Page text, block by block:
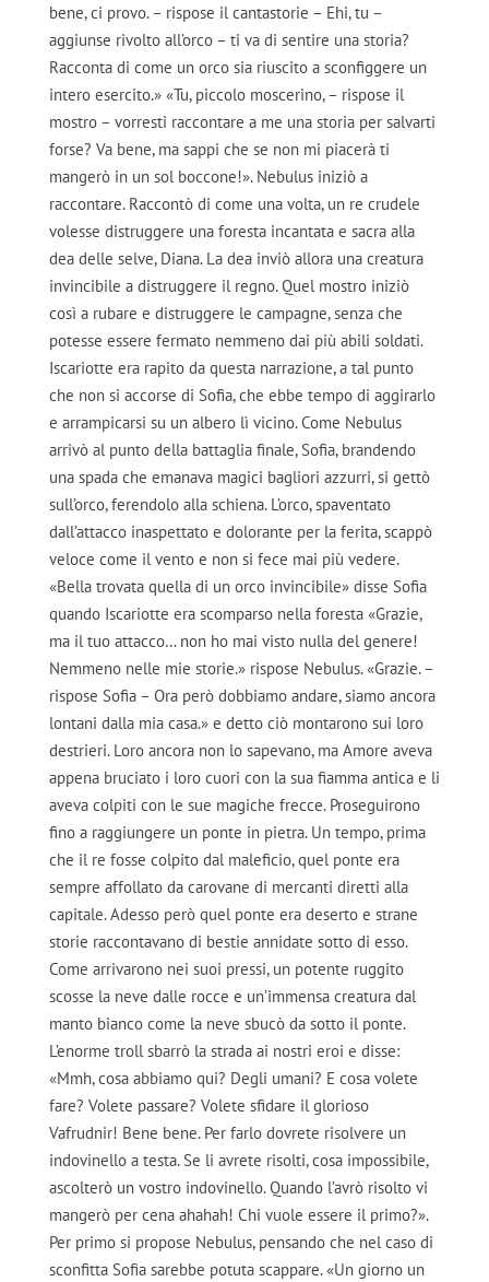
bene, ci provo. – rispose il cantastorie – Ehi, tu –
aggiunse rivolto all’orco – ti va di sentire una storia?
Racconta di come un orco sia riuscito a sconfiggere un
intero esercito.» «Tu, piccolo moscerino, – rispose il
mostro – vorresti raccontare a me una storia per salvarti
forse? Va bene, ma sappi che se non mi piacerà ti
mangerò in un sol boccone!». Nebulus iniziò a
raccontare. Raccontò di come una volta, un re crudele
volesse distruggere una foresta incantata e sacra alla
dea delle selve, Diana. La dea inviò allora una creatura
invincibile a distruggere il regno. Quel mostro iniziò
così a rubare e distruggere le campagne, senza che
potesse essere fermato nemmeno dai più abili soldati.
Iscariotte era rapito da questa narrazione, a tal punto
che non si accorse di Sofia, che ebbe tempo di aggirarlo
e arrampicarsi su un albero lì vicino. Come Nebulus
arrivò al punto della battaglia finale, Sofia, brandendo
una spada che emanava magici bagliori azzurri, si gettò
sull’orco, ferendolo alla schiena. L’orco, spaventato
dall’attacco inaspettato e dolorante per la ferita, scappò
veloce come il vento e non si fece mai più vedere.
«Bella trovata quella di un orco invincibile» disse Sofia
quando Iscariotte era scomparso nella foresta «Grazie,
ma il tuo attacco… non ho mai visto nulla del genere!
Nemmeno nelle mie storie.» rispose Nebulus. «Grazie. –
rispose Sofia – Ora però dobbiamo andare, siamo ancora
lontani dalla mia casa.» e detto ciò montarono sui loro
destrieri. Loro ancora non lo sapevano, ma Amore aveva
appena bruciato i loro cuori con la sua fiamma antica e li
aveva colpiti con le sue magiche frecce. Proseguirono
fino a raggiungere un ponte in pietra. Un tempo, prima
che il re fosse colpito dal maleficio, quel ponte era
sempre affollato da carovane di mercanti diretti alla
capitale. Adesso però quel ponte era deserto e strane
storie raccontavano di bestie annidate sotto di esso.
Come arrivarono nei suoi pressi, un potente ruggito
scosse la neve dalle rocce e un’immensa creatura dal
manto bianco come la neve sbucò da sotto il ponte.
L’enorme troll sbarrò la strada ai nostri eroi e disse:
«Mmh, cosa abbiamo qui? Degli umani? E cosa volete
fare? Volete passare? Volete sfidare il glorioso
Vafrudnir! Bene bene. Per farlo dovrete risolvere un
indovinello a testa. Se li avrete risolti, cosa impossibile,
ascolterò un vostro indovinello. Quando l’avrò risolto vi
mangerò per cena ahahah! Chi vuole essere il primo?».
Per primo si propose Nebulus, pensando che nel caso di
sconfitta Sofia sarebbe potuta scappare. «Un giorno un